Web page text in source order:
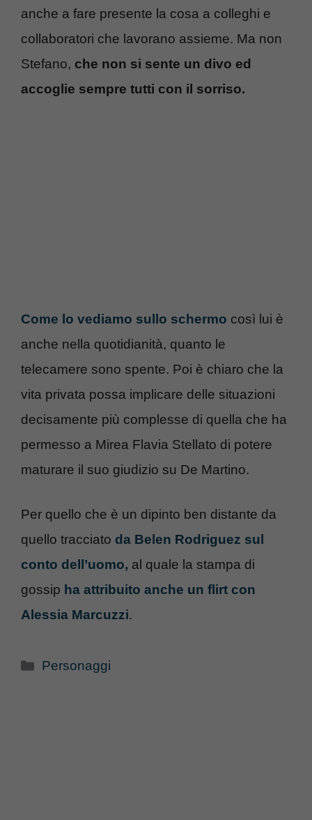
anche a fare presente la cosa a colleghi e
collaboratori che lavorano assieme. Ma non
Stefano, che non si sente un divo ed
accoglie sempre tutti con il sorriso.
Come lo vediamo sullo schermo così lui è
anche nella quotidianità, quanto le
telecamere sono spente. Poi è chiaro che la
vita privata possa implicare delle situazioni
decisamente più complesse di quella che ha
permesso a Mirea Flavia Stellato di potere
maturare il suo giudizio su De Martino.
Per quello che è un dipinto ben distante da
quello tracciato da Belen Rodriguez sul
conto dell’uomo, al quale la stampa di
gossip ha attribuito anche un flirt con
Alessia Marcuzzi.
Categorie
Personaggi